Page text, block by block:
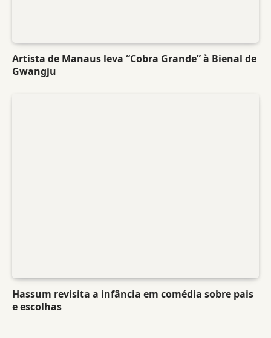
Artista de Manaus leva “Cobra Grande” à Bienal de
Gwangju
Hassum revisita a infância em comédia sobre pais
e escolhas